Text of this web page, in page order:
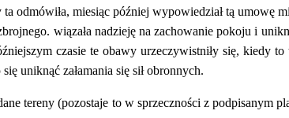
odmówiła, miesiąc później wypowiedział tą umowę
wiązała nadzieję na zachowanie pokoju i
czasie te obawy urzeczywistniły się, kiedy
uniknąć załamania się sił obronnych.
tereny (pozostaje to w sprzeczności z podpisanym